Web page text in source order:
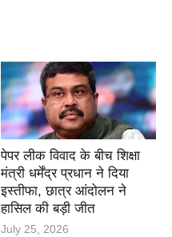
पेपर लीक विवाद के बीच शिक्षा
मंत्री धर्मेंद्र प्रधान ने दिया
इस्तीफा, छात्र आंदोलन ने
हासिल की बड़ी जीत
July 25, 2026